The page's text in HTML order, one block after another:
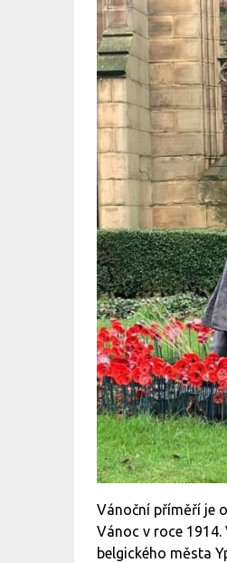
Vánoční příměří je
Vánoc v roce 1914.
belgického města